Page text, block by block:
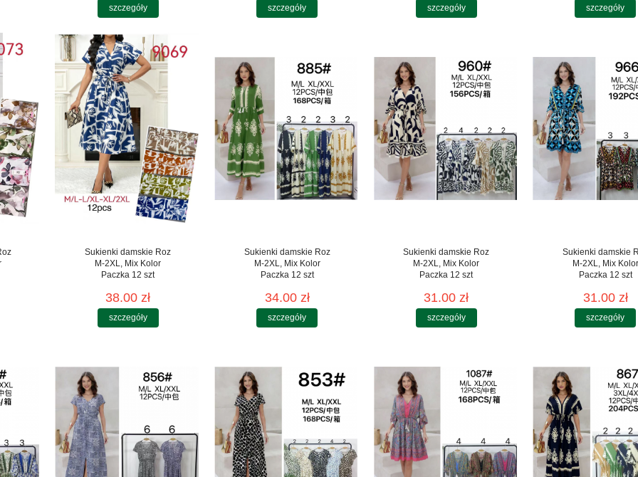
szczegóły szczegóły szczegóły szczegóły
Sukienki damskie Roz
M-2XL, Mix Kolor
Paczka 12 szt
38.00 zł
szczegóły
Sukienki damskie Roz
M-2XL, Mix Kolor
Paczka 12 szt
34.00 zł
szczegóły
Sukienki damskie Roz
M-2XL, Mix Kolor
Paczka 12 szt
31.00 zł
szczegóły
Sukienki damskie
M-2XL, Mix Kolor
Paczka 12 szt
31.00 zł
szczegóły